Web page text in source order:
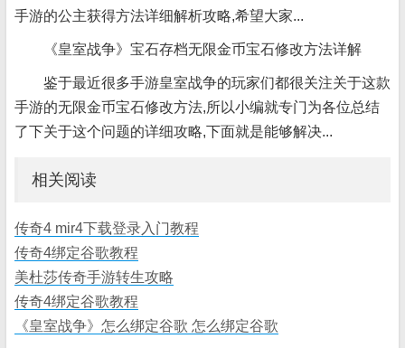
手游的公主获得方法详细解析攻略,希望大家...
《皇室战争》宝石存档无限金币宝石修改方法详解
鉴于最近很多手游皇室战争的玩家们都很关注关于这款
手游的无限金币宝石修改方法,所以小编就专门为各位总结
了下关于这个问题的详细攻略,下面就是能够解决...
相关阅读
传奇4 mir4下载登录入门教程
传奇4绑定谷歌教程
美杜莎传奇手游转生攻略
传奇4绑定谷歌教程
《皇室战争》怎么绑定谷歌 怎么绑定谷歌